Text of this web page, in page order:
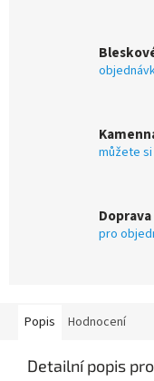
můžete
Doprava
pro
Popis Hodnocení
Detailní popis